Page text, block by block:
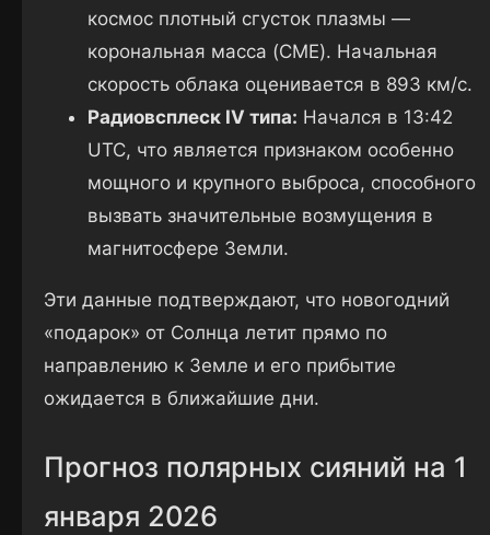
космос плотный сгусток плазмы —
корональная масса (CME). Начальная
скорость облака оценивается в 893 км/с.
Радиовсплеск IV типа: Начался в 13:42
UTC, что является признаком особенно
мощного и крупного выброса, способного
вызвать значительные возмущения в
магнитосфере Земли.
Эти данные подтверждают, что новогодний
«подарок» от Солнца летит прямо по
направлению к Земле и его прибытие
ожидается в ближайшие дни.
Прогноз полярных сияний на 1
января 2026